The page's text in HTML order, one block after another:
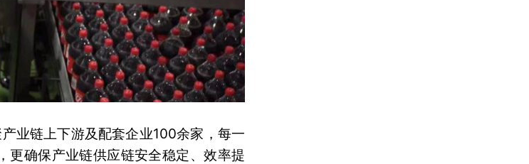
业链上下游及配套企业100余家，每一
更确保产业链供应链安全稳定、效率提